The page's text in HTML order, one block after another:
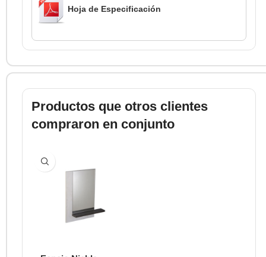
Hoja de Especificación
Productos que otros clientes
compraron en conjunto